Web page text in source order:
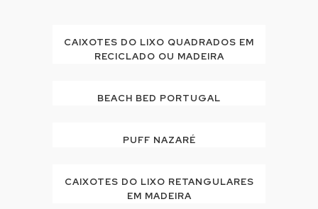
CAIXOTES DO LIXO QUADRADOS EM
RECICLADO OU MADEIRA
BEACH BED PORTUGAL
PUFF NAZARÉ
CAIXOTES DO LIXO RETANGULARES
EM MADEIRA